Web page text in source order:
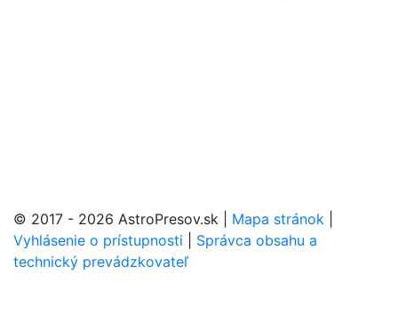
© 2017 - 2026 AstroPresov.sk Mapa stránok
Vyhlásenie o prístupnosti
Správca obsahu a
technický prevádzkovateľ